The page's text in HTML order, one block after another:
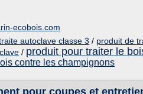
ecobois.com
autoclave classe 3 / produit de
/ produit pour traiter le
contre les champignons
pour coupes et